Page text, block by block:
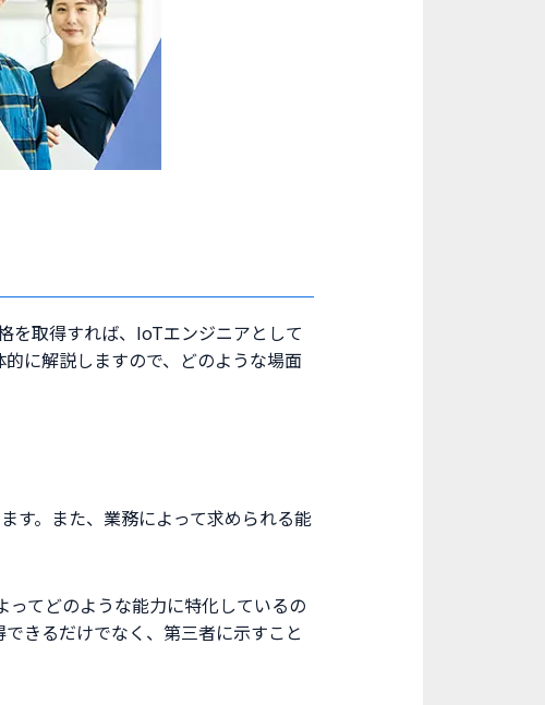
を取得すれば、IoTエンジニアとして
に解説しますので、どのような場面
す。また、業務によって求められる能
てどのような能力に特化しているの
きるだけでなく、第三者に示すこと